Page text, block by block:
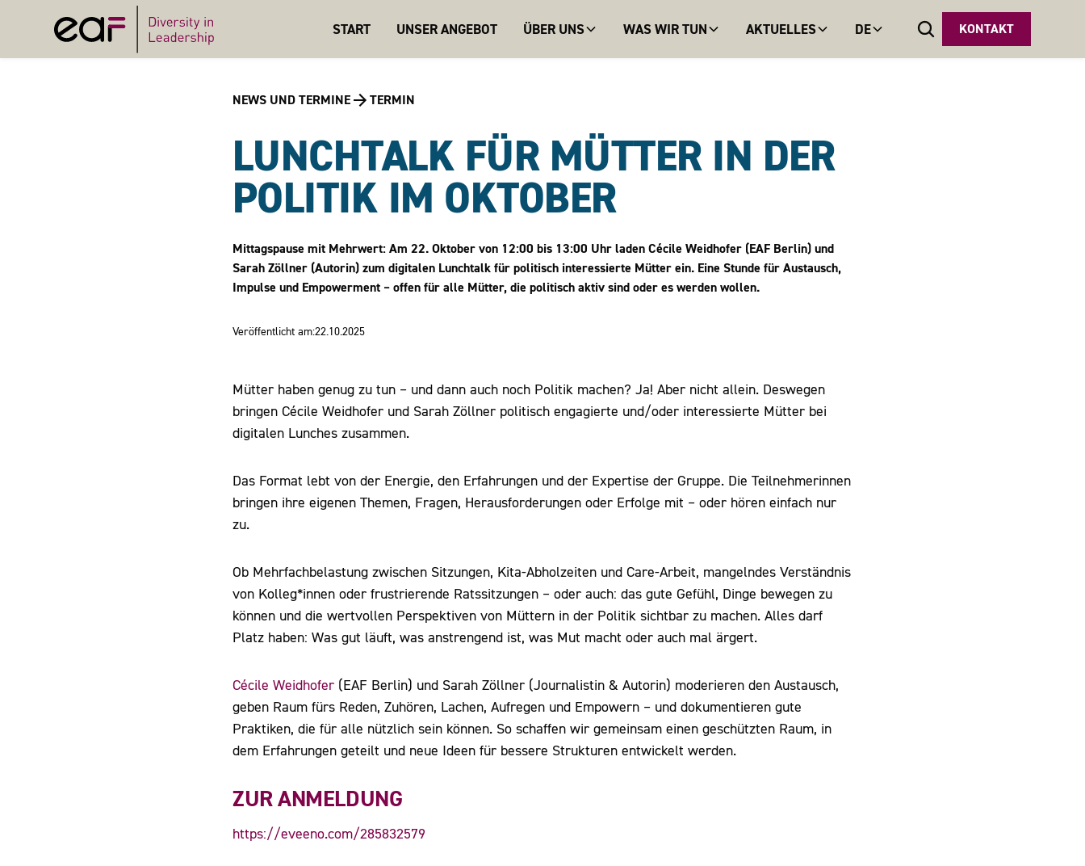
START UNSER ANGEBOT ÜBER UNS WAS WIR TUN AKTUELLES DE KONTAKT
NEWS UND TERMINE TERMIN
LUNCHTALK FÜR MÜTTER IN DER
POLITIK IM OKTOBER
Mittagspause mit Mehrwert: Am 22. Oktober von 12:00 bis 13:00 Uhr laden Cécile Weidhofer (EAF Berlin) und
Sarah Zöllner (Autorin) zum digitalen Lunchtalk für politisch interessierte Mütter ein. Eine Stunde für Austausch,
Impulse und Empowerment – offen für alle Mütter, die politisch aktiv sind oder es werden wollen.
Veröffentlicht am:22.10.2025
Mütter haben genug zu tun – und dann auch noch Politik machen? Ja! Aber nicht allein. Deswegen
bringen Cécile Weidhofer und Sarah Zöllner politisch engagierte und/oder interessierte Mütter bei
digitalen Lunches zusammen.
Das Format lebt von der Energie, den Erfahrungen und der Expertise der Gruppe. Die Teilnehmerinnen
bringen ihre eigenen Themen, Fragen, Herausforderungen oder Erfolge mit – oder hören einfach nur
zu.
Ob Mehrfachbelastung zwischen Sitzungen, Kita-Abholzeiten und Care-Arbeit, mangelndes Verständnis
von Kolleg*innen oder frustrierende Ratssitzungen – oder auch: das gute Gefühl, Dinge bewegen zu
können und die wertvollen Perspektiven von Müttern in der Politik sichtbar zu machen. Alles darf
Platz haben: Was gut läuft, was anstrengend ist, was Mut macht oder auch mal ärgert.
Cécile Weidhofer (EAF Berlin) und Sarah Zöllner (Journalistin & Autorin) moderieren den Austausch,
geben Raum fürs Reden, Zuhören, Lachen, Aufregen und Empowern – und dokumentieren gute
Praktiken, die für alle nützlich sein können. So schaffen wir gemeinsam einen geschützten Raum, in
dem Erfahrungen geteilt und neue Ideen für bessere Strukturen entwickelt werden.
ZUR ANMELDUNG
https://eveeno.com/285832579